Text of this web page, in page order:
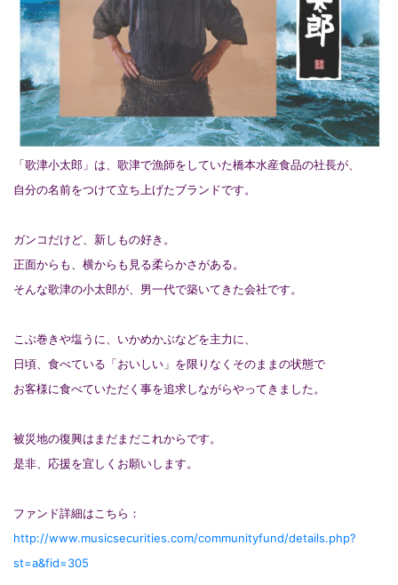
「歌津小太郎」は、歌津で漁師をしていた橋本水産食品の社長が、
自分の名前をつけて立ち上げたブランドです。
ガンコだけど、新しもの好き。
正面からも、横からも見る柔らかさがある。
そんな歌津の小太郎が、男一代で築いてきた会社です。
こぶ巻きや塩うに、いかめかぶなどを主力に、
日頃、食べている「おいしい」を限りなくそのままの状態で
お客様に食べていただく事を追求しながらやってきました。
被災地の復興はまだまだこれからです。
是非、応援を宜しくお願いします。
ファンド詳細はこちら：
http://www.musicsecurities.com/communityfund/details.php?
st=a&fid=305